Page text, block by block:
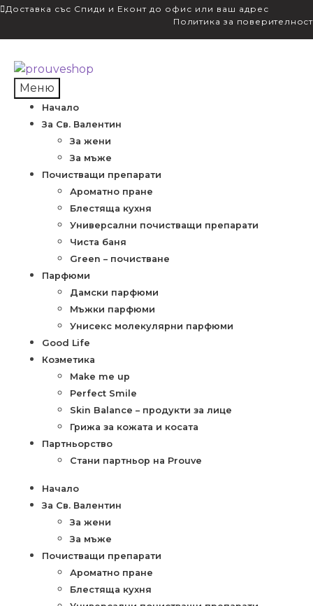
Доставка със Спиди и Еконт до офис или ваш адрес
Политика за поверителност
Skip
to
navigation
Skip
to
content
Меню
Начало
За Св. Валентин
За жени
За мъже
Почистващи препарати
Ароматно пране
Блестяща кухня
Универсални почистващи препарати
Чиста баня
Green – почистване
Парфюми
Дамски парфюми
Мъжки парфюми
Унисекс молекулярни парфюми
Good Life
Козметика
Make me up
Perfect Smile
Skin Balance – продукти за лице
Грижа за кожата и косата
Партньорство
Стани партньор на Prouve
Начало
За Св. Валентин
За жени
За мъже
Почистващи препарати
Ароматно пране
Блестяща кухня